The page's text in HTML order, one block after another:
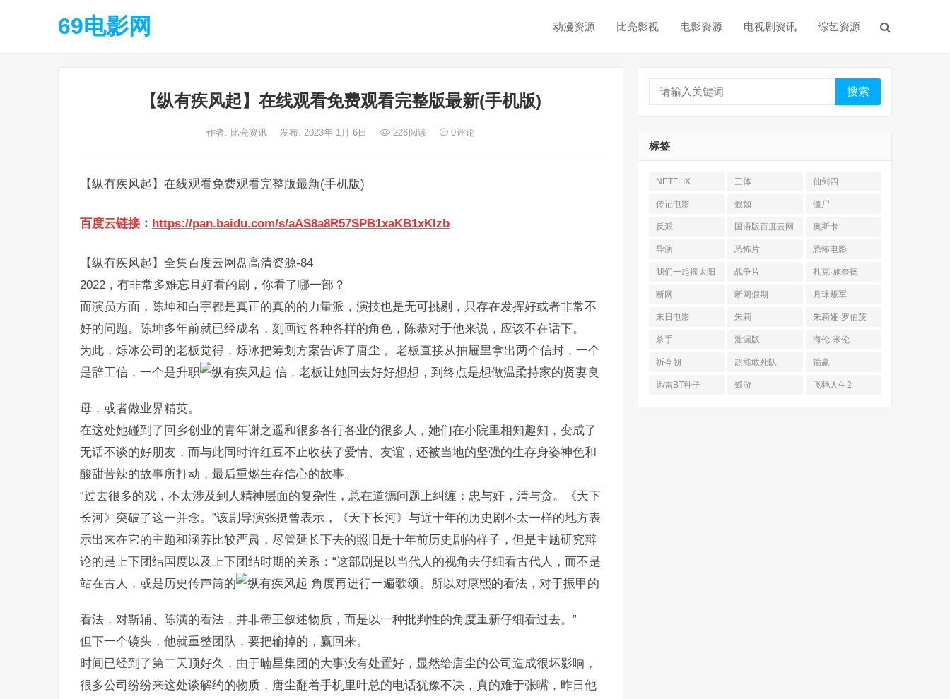
69电影网 动漫资源 比亮影视 电影资源 电视剧资讯 综艺资源
【纵有疾风起】在线观看免费观看完整版最新(手机版)
作者: 比亮资讯 发布: 2023年 1月 6日 226阅读 0评论
【纵有疾风起】在线观看免费观看完整版最新(手机版)
百度云链接 ： https://pan.baidu.com/s/aAS8a8R57SPB1xaKB1xKIzb
【纵有疾风起】全集百度云网盘高清资源-84
2022，有非常多难忘且好看的剧，你看了哪一部？
而演员方面，陈坤和白宇都是真正的真的的力量派，演技也是无可挑剔，只存在发挥好或者非常不
好的问题。陈坤多年前就已经成名，刻画过各种各样的角色，陈恭对于他来说，应该不在话下。
为此，烁冰公司的老板觉得，烁冰把筹划方案告诉了唐尘 。老板直接从抽屉里拿出两个信封，一个
是辞工信，一个是升职
信，老板让她回去好好想想，到终点是想做温柔持家的贤妻良
母，或者做业界精英。
在这处她碰到了回乡创业的青年谢之遥和很多各行各业的很多人，她们在小院里相知趣知，变成了
无话不谈的好朋友，而与此同时许红豆不止收获了爱情、友谊，还被当地的坚强的生存身姿神色和
酸甜苦辣的故事所打动，最后重燃生存信心的故事。
“过去很多的戏，不太涉及到人精神层面的复杂性，总在道德问题上纠缠：忠与奸，清与贪。《天下
长河》突破了这一并念。”该剧导演张挺曾表示，《天下长河》与近十年的历史剧不太一样的地方表
示出来在它的主题和涵养比较严肃，尽管延长下去的照旧是十年前历史剧的样子，但是主题研究辩
论的是上下团结国度以及上下团结时期的关系：“这部剧是以当代人的视角去仔细看古代人，而不是
站在古人，或是历史传声筒的
角度再进行一遍歌颂。所以对康熙的看法，对于振甲的
看法，对靳辅、陈潢的看法，并非帝王叙述物质，而是以一种批判性的角度重新仔细看过去。”
但下一个镜头，他就重整团队，要把输掉的，赢回来。
时间已经到了第二天顶好久，由于暔星集团的大事没有处置好，显然给唐尘的公司造成很坏影响，
很多公司纷纷来这处谈解约的物质，唐尘翻着手机里叶总的电话犹豫不决，真的难于张嘴，昨日他
搜索
标签
NETFLIX 三体 仙剑四
传记电影 假如 僵尸
反派
国语版百度云网
盘
奥斯卡
导演 恐怖片 恐怖电影
我们一起摇太阳 战争片 扎克·施奈德
断网 断网假期 月球叛军
末日电影 朱莉 朱莉娅·罗伯茨
杀手 泄漏版 海伦·米伦
祈今朝 超能敢死队 输赢
迅雷BT种子 郊游 飞驰人生2